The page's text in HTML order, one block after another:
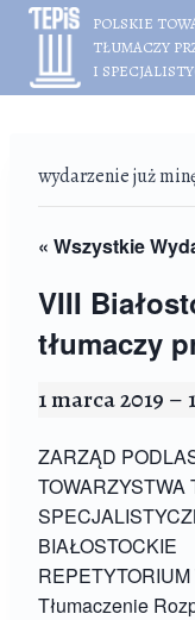
Przejdź
treści
POLSKIE
TŁUMACZY
I
wydarzenie już
« Wszystkie
VIII
tłumaczy
1 marca 2019 –
ZARZĄD
TOWARZYSTWA
BIAŁOSTOCKIE
Tłumaczenie